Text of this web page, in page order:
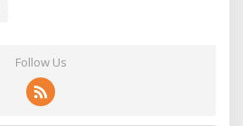
Follow Us